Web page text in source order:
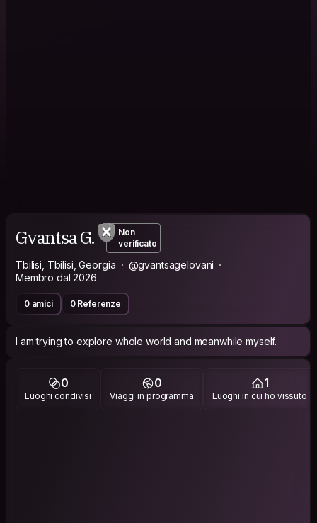
Gvantsa G.
Non
verificato
Tbilisi, Tbilisi, Georgia
@gvantsagelovani
Membro dal 2026
0 amici 0 Referenze
I am trying to explore whole world and meanwhile myself.
0
Luoghi condivisi
0
Viaggi in programma
1
Luoghi in cui ho vissuto